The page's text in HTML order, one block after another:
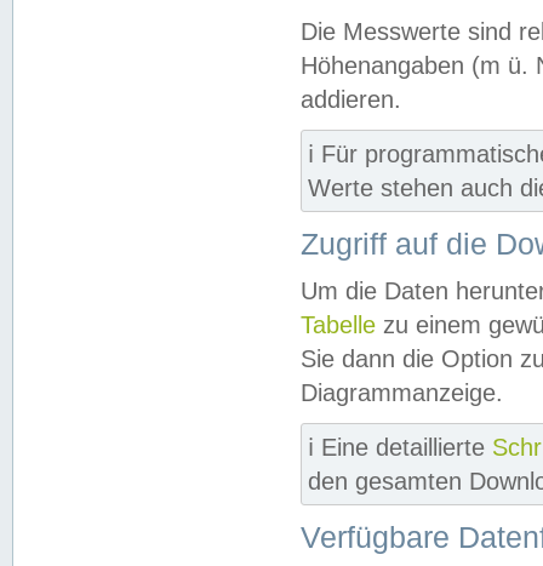
Die Messwerte sind
Höhenangaben (m ü.
addieren.
ℹ️ Für
Werte stehen auch
Zugriff auf die
Um die Daten
Tabelle zu einem
Sie dann die Option
Diagrammanzeige.
ℹ️ Eine detaillierte
den gesamten
Verfügbare